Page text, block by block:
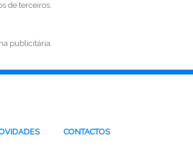
de terceiros.
publicitária.
CONTACTOS